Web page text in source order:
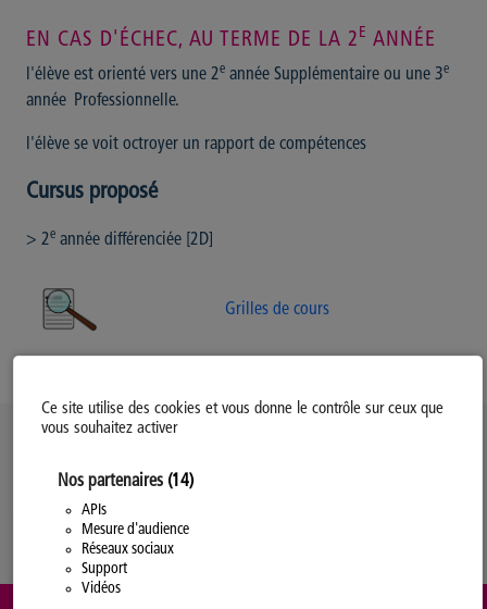
Ce site utilise des cookies et vous donne le contrôle sur ceux que
vous souhaitez activer
Nos partenaires (14)
APIs
Mesure d'audience
Réseaux sociaux
Support
Vidéos
EN CAS D'ÉCHEC, AU TERME DE LA 2 E ANNÉE
l'élève est orienté vers une 2e année Supplémentaire ou une 3e
année Professionnelle.
l'élève se voit octroyer un rapport de compétences
Cursus proposé
> 2e année différenciée [2D]
Grilles de cours
Modifiez votre consentement
Politique Générale de Confidentialité